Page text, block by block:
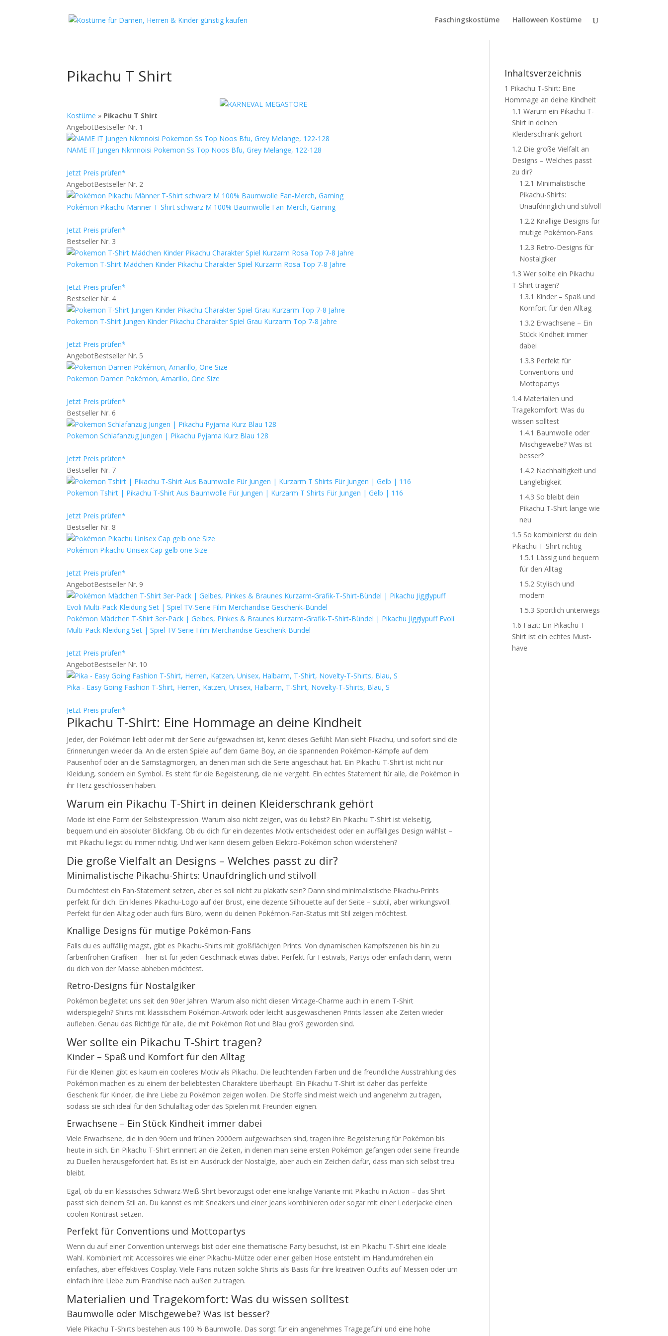
Faschingskostüme Halloween Kostüme
Pikachu T Shirt
Kostüme » Pikachu T Shirt
AngebotBestseller Nr. 1
NAME IT Jungen Nkmnoisi Pokemon Ss Top Noos Bfu, Grey Melange, 122-128
Jetzt Preis prüfen*
AngebotBestseller Nr. 2
Pokémon Pikachu Männer T-Shirt schwarz M 100% Baumwolle Fan-Merch, Gaming
Jetzt Preis prüfen*
Bestseller Nr. 3
Pokemon T-Shirt Mädchen Kinder Pikachu Charakter Spiel Kurzarm Rosa Top 7-8 Jahre
Jetzt Preis prüfen*
Bestseller Nr. 4
Pokemon T-Shirt Jungen Kinder Pikachu Charakter Spiel Grau Kurzarm Top 7-8 Jahre
Jetzt Preis prüfen*
AngebotBestseller Nr. 5
Pokemon Damen Pokémon, Amarillo, One Size
Jetzt Preis prüfen*
Bestseller Nr. 6
Pokemon Schlafanzug Jungen | Pikachu Pyjama Kurz Blau 128
Jetzt Preis prüfen*
Bestseller Nr. 7
Pokemon Tshirt | Pikachu T-Shirt Aus Baumwolle Für Jungen | Kurzarm T Shirts Für Jungen | Gelb | 116
Jetzt Preis prüfen*
Bestseller Nr. 8
Pokémon Pikachu Unisex Cap gelb one Size
Jetzt Preis prüfen*
AngebotBestseller Nr. 9
Pokémon Mädchen T-Shirt 3er-Pack | Gelbes, Pinkes & Braunes Kurzarm-Grafik-T-Shirt-Bündel | Pikachu Jigglypuff Evoli
Multi-Pack Kleidung Set | Spiel TV-Serie Film Merchandise Geschenk-Bündel
Jetzt Preis prüfen*
AngebotBestseller Nr. 10
Pika - Easy Going Fashion T-Shirt, Herren, Katzen, Unisex, Halbarm, T-Shirt, Novelty-T-Shirts, Blau, S
Jetzt Preis prüfen*
Pikachu T-Shirt: Eine Hommage an deine Kindheit
Jeder, der Pokémon liebt oder mit der Serie aufgewachsen ist, kennt dieses Gefühl: Man sieht Pikachu, und sofort sind die
Erinnerungen wieder da. An die ersten Spiele auf dem Game Boy, an die spannenden Pokémon-Kämpfe auf dem
Pausenhof oder an die Samstagmorgen, an denen man sich die Serie angeschaut hat. Ein Pikachu T-Shirt ist nicht nur
Kleidung, sondern ein Symbol. Es steht für die Begeisterung, die nie vergeht. Ein echtes Statement für alle, die Pokémon in
ihr Herz geschlossen haben.
Warum ein Pikachu T-Shirt in deinen Kleiderschrank gehört
Mode ist eine Form der Selbstexpression. Warum also nicht zeigen, was du liebst? Ein Pikachu T-Shirt ist vielseitig,
bequem und ein absoluter Blickfang. Ob du dich für ein dezentes Motiv entscheidest oder ein auffälliges Design wählst –
mit Pikachu liegst du immer richtig. Und wer kann diesem gelben Elektro-Pokémon schon widerstehen?
Die große Vielfalt an Designs – Welches passt zu dir?
Minimalistische Pikachu-Shirts: Unaufdringlich und stilvoll
Du möchtest ein Fan-Statement setzen, aber es soll nicht zu plakativ sein? Dann sind minimalistische Pikachu-Prints
perfekt für dich. Ein kleines Pikachu-Logo auf der Brust, eine dezente Silhouette auf der Seite – subtil, aber wirkungsvoll.
Perfekt für den Alltag oder auch fürs Büro, wenn du deinen Pokémon-Fan-Status mit Stil zeigen möchtest.
Knallige Designs für mutige Pokémon-Fans
Falls du es auffällig magst, gibt es Pikachu-Shirts mit großflächigen Prints. Von dynamischen Kampfszenen bis hin zu
farbenfrohen Grafiken – hier ist für jeden Geschmack etwas dabei. Perfekt für Festivals, Partys oder einfach dann, wenn
du dich von der Masse abheben möchtest.
Retro-Designs für Nostalgiker
Pokémon begleitet uns seit den 90er Jahren. Warum also nicht diesen Vintage-Charme auch in einem T-Shirt
widerspiegeln? Shirts mit klassischem Pokémon-Artwork oder leicht ausgewaschenen Prints lassen alte Zeiten wieder
aufleben. Genau das Richtige für alle, die mit Pokémon Rot und Blau groß geworden sind.
Wer sollte ein Pikachu T-Shirt tragen?
Kinder – Spaß und Komfort für den Alltag
Für die Kleinen gibt es kaum ein cooleres Motiv als Pikachu. Die leuchtenden Farben und die freundliche Ausstrahlung des
Pokémon machen es zu einem der beliebtesten Charaktere überhaupt. Ein Pikachu T-Shirt ist daher das perfekte
Geschenk für Kinder, die ihre Liebe zu Pokémon zeigen wollen. Die Stoffe sind meist weich und angenehm zu tragen,
sodass sie sich ideal für den Schulalltag oder das Spielen mit Freunden eignen.
Erwachsene – Ein Stück Kindheit immer dabei
Viele Erwachsene, die in den 90ern und frühen 2000ern aufgewachsen sind, tragen ihre Begeisterung für Pokémon bis
heute in sich. Ein Pikachu T-Shirt erinnert an die Zeiten, in denen man seine ersten Pokémon gefangen oder seine Freunde
zu Duellen herausgefordert hat. Es ist ein Ausdruck der Nostalgie, aber auch ein Zeichen dafür, dass man sich selbst treu
bleibt.
Egal, ob du ein klassisches Schwarz-Weiß-Shirt bevorzugst oder eine knallige Variante mit Pikachu in Action – das Shirt
passt sich deinem Stil an. Du kannst es mit Sneakers und einer Jeans kombinieren oder sogar mit einer Lederjacke einen
coolen Kontrast setzen.
Perfekt für Conventions und Mottopartys
Wenn du auf einer Convention unterwegs bist oder eine thematische Party besuchst, ist ein Pikachu T-Shirt eine ideale
Wahl. Kombiniert mit Accessoires wie einer Pikachu-Mütze oder einer gelben Hose entsteht im Handumdrehen ein
einfaches, aber effektives Cosplay. Viele Fans nutzen solche Shirts als Basis für ihre kreativen Outfits auf Messen oder um
einfach ihre Liebe zum Franchise nach außen zu tragen.
Materialien und Tragekomfort: Was du wissen solltest
Baumwolle oder Mischgewebe? Was ist besser?
Viele Pikachu T-Shirts bestehen aus 100 % Baumwolle. Das sorgt für ein angenehmes Tragegefühl und eine hohe
Inhaltsverzeichnis
1 Pikachu T-Shirt: Eine
Hommage an deine Kindheit
1.1 Warum ein Pikachu T-
Shirt in deinen
Kleiderschrank gehört
1.2 Die große Vielfalt an
Designs – Welches passt
zu dir?
1.2.1 Minimalistische
Pikachu-Shirts:
Unaufdringlich und stilvoll
1.2.2 Knallige Designs für
mutige Pokémon-Fans
1.2.3 Retro-Designs für
Nostalgiker
1.3 Wer sollte ein Pikachu
T-Shirt tragen?
1.3.1 Kinder – Spaß und
Komfort für den Alltag
1.3.2 Erwachsene – Ein
Stück Kindheit immer
dabei
1.3.3 Perfekt für
Conventions und
Mottopartys
1.4 Materialien und
Tragekomfort: Was du
wissen solltest
1.4.1 Baumwolle oder
Mischgewebe? Was ist
besser?
1.4.2 Nachhaltigkeit und
Langlebigkeit
1.4.3 So bleibt dein
Pikachu T-Shirt lange wie
neu
1.5 So kombinierst du dein
Pikachu T-Shirt richtig
1.5.1 Lässig und bequem
für den Alltag
1.5.2 Stylisch und
modern
1.5.3 Sportlich unterwegs
1.6 Fazit: Ein Pikachu T-
Shirt ist ein echtes Must-
have